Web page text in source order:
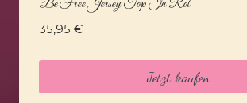
Be Free Jersey Top In Rot
35,95 €
Jetzt kaufen